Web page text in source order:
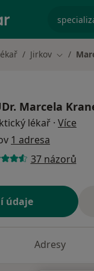
Jirkov Změna
Marcela
lékař · Více
1 adresa
37 názorů
údaje
Adresy